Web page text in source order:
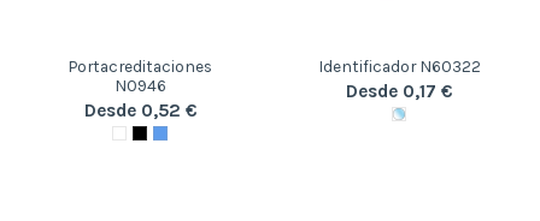
Portacreditaciones
N0946
Desde 0,52 €
Identificador N60322
Desde 0,17 €